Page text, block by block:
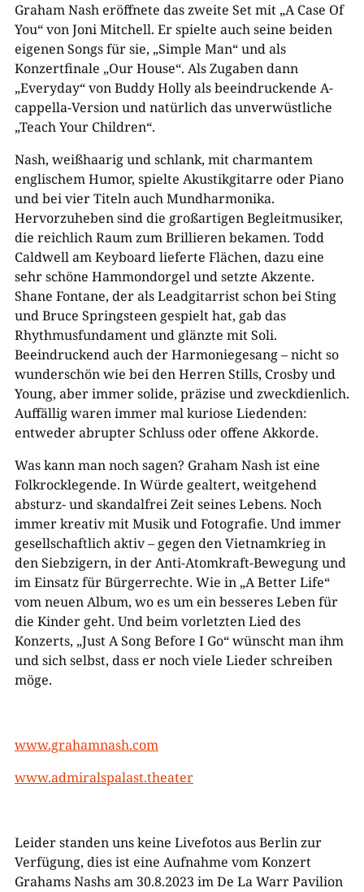
Graham Nash eröffnete das zweite Set mit „A Case Of
You“ von Joni Mitchell. Er spielte auch seine beiden
eigenen Songs für sie, „Simple Man“ und als
Konzertfinale „Our House“. Als Zugaben dann
„Everyday“ von Buddy Holly als beeindruckende A-
cappella-Version und natürlich das unverwüstliche
„Teach Your Children“.
Nash, weißhaarig und schlank, mit charmantem
englischem Humor, spielte Akustikgitarre oder Piano
und bei vier Titeln auch Mundharmonika.
Hervorzuheben sind die großartigen Begleitmusiker,
die reichlich Raum zum Brillieren bekamen. Todd
Caldwell am Keyboard lieferte Flächen, dazu eine
sehr schöne Hammondorgel und setzte Akzente.
Shane Fontane, der als Leadgitarrist schon bei Sting
und Bruce Springsteen gespielt hat, gab das
Rhythmusfundament und glänzte mit Soli.
Beeindruckend auch der Harmoniegesang – nicht so
wunderschön wie bei den Herren Stills, Crosby und
Young, aber immer solide, präzise und zweckdienlich.
Auffällig waren immer mal kuriose Liedenden:
entweder abrupter Schluss oder offene Akkorde.
Was kann man noch sagen? Graham Nash ist eine
Folkrocklegende. In Würde gealtert, weitgehend
absturz- und skandalfrei Zeit seines Lebens. Noch
immer kreativ mit Musik und Fotografie. Und immer
gesellschaftlich aktiv – gegen den Vietnamkrieg in
den Siebzigern, in der Anti-Atomkraft-Bewegung und
im Einsatz für Bürgerrechte. Wie in „A Better Life“
vom neuen Album, wo es um ein besseres Leben für
die Kinder geht. Und beim vorletzten Lied des
Konzerts, „Just A Song Before I Go“ wünscht man ihm
und sich selbst, dass er noch viele Lieder schreiben
möge.
www.grahamnash.com
www.admiralspalast.theater
Leider standen uns keine Livefotos aus Berlin zur
Verfügung, dies ist eine Aufnahme vom Konzert
Grahams Nashs am 30.8.2023 im De La Warr Pavilion